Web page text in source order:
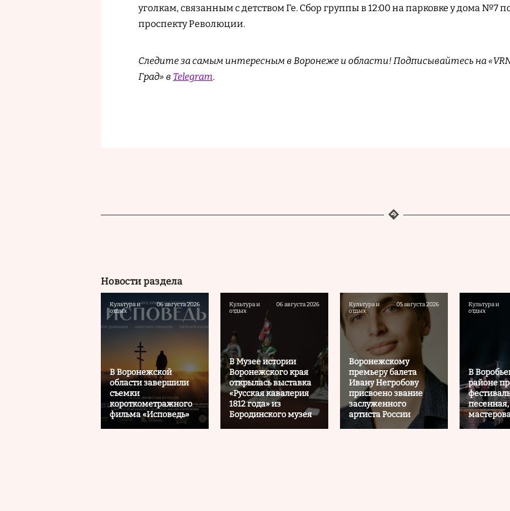
уголкам, связанным с детством Ге. Сбор группы в 12:00 на парковке у дома №7
проспекту Революции.
Следите за самым интересным в Воронеже и области! Подписывайтесь на
Град» в Telegram.
Новости раздела
Культура и
отдых
06 августа 2026
В Воронежской
области завершили
съемки
короткометражного
фильма «Исповедь»
Культура и
отдых
06 августа 2026
В Музее истории
Воронежского края
открылась выставка
«Русская кавалерия
1812 года» из
Бородинского музея
Культура и
отдых
05 августа 2026
Воронежскому
премьеру балета
Ивану Негробову
присвоено звание
заслуженного
артиста России
Культура и
отдых
В
районе
песенная,